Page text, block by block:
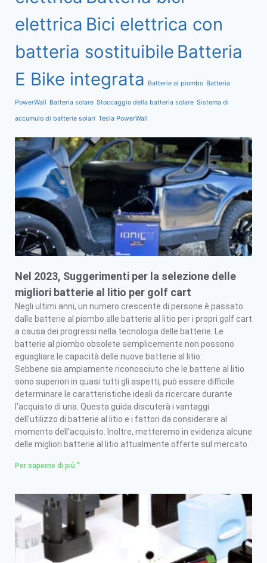
elettrica Bici elettrica con
batteria sostituibile Batteria
E Bike integrata
Batterie al piombo Batteria
PowerWall Batteria solare Stoccaggio della batteria solare Sistema di
accumulo di batterie solari Tesla PowerWall
Nel 2023, Suggerimenti per la selezione delle
migliori batterie al litio per golf cart
Negli ultimi anni, un numero crescente di persone è passato
dalle batterie al piombo alle batterie al litio per i propri golf cart
a causa dei progressi nella tecnologia delle batterie. Le
batterie al piombo obsolete semplicemente non possono
eguagliare le capacità delle nuove batterie al litio.
Sebbene sia ampiamente riconosciuto che le batterie al litio
sono superiori in quasi tutti gli aspetti, può essere difficile
determinare le caratteristiche ideali da ricercare durante
l'acquisto di una. Questa guida discuterà i vantaggi
dell'utilizzo di batterie al litio e i fattori da considerare al
momento dell'acquisto. Inoltre, metteremo in evidenza alcune
delle migliori batterie al litio attualmente offerte sul mercato.
Per saperne di più "